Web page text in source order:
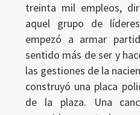
treinta mil empleos,
aquel grupo de
empezó a armar
sentido más de ser y
las gestiones de la
construyó una placa
de la plaza. Una